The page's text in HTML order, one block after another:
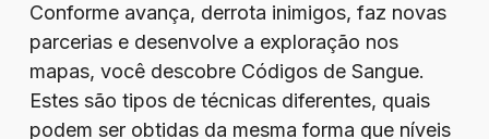
Conforme avança, derrota inimigos, faz novas
parcerias e desenvolve a exploração nos
mapas, você descobre Códigos de Sangue.
Estes são tipos de técnicas diferentes, quais
podem ser obtidas da mesma forma que níveis